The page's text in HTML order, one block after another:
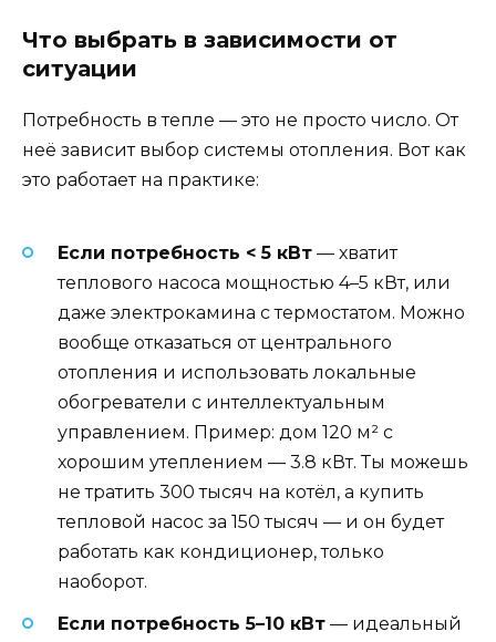
Что выбрать в зависимости от
ситуации
Потребность в тепле — это не просто число. От
неё зависит выбор системы отопления. Вот как
это работает на практике:
Если потребность < 5 кВт — хватит
теплового насоса мощностью 4–5 кВт, или
даже электрокамина с термостатом. Можно
вообще отказаться от центрального
отопления и использовать локальные
обогреватели с интеллектуальным
управлением. Пример: дом 120 м² с
хорошим утеплением — 3.8 кВт. Ты можешь
не тратить 300 тысяч на котёл, а купить
тепловой насос за 150 тысяч — и он будет
работать как кондиционер, только
наоборот.
Если потребность 5–10 кВт — идеальный